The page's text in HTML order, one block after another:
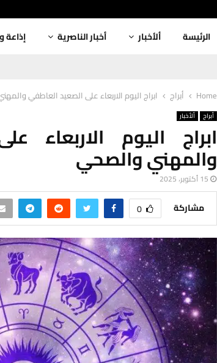
الرئيسة ألأخبار أخبار الناصرية إذاعة
Home أبراج ابراج اليوم الاربعاء على الصعيد العاطفي
أبراج ألأخبار
ابراج اليوم الاربعاء
والمهني والصحي
15 أكتوبر، 2025
مشاركة 0